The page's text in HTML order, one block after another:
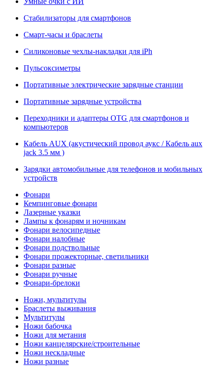
Стабилизаторы для смартфонов
Смарт-часы и браслеты
Силиконовые чехлы-накладки для iPh
Пульсоксиметры
Портативные электрические зарядные станции
Портативные зарядные устройства
Переходники и адаптеры OTG для смартфонов и
компьютеров
Кабель AUX (акустический провод аукс / Кабель aux
jack 3.5 мм )
Зарядки автомобильные для телефонов и мобильных
устройств
Фонари
Кемпинговые фонари
Лазерные указки
Лампы к фонарям и ночникам
Фонари велосипедные
Фонари налобные
Фонари подствольные
Фонари прожекторные, светильники
Фонари разные
Фонари ручные
Фонари-брелоки
Ножи, мультитулы
Браслеты выживания
Мультитулы
Ножи бабочка
Ножи для метания
Ножи канцелярские/строительные
Ножи нескладные
Ножи разные